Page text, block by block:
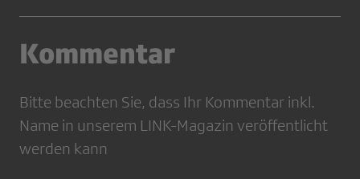
Kommentar
Bitte beachten Sie, dass Ihr Kommentar inkl.
Name in unserem LINK-Magazin veröffentlicht
werden kann